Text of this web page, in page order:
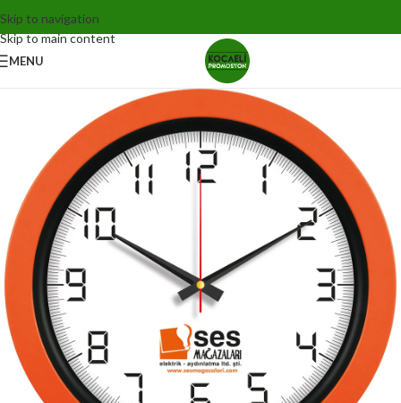
Skip to navigation
Skip to main content
MENU